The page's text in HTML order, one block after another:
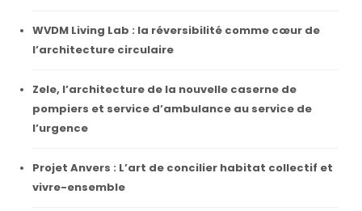
WVDM Living Lab : la réversibilité comme cœur de
l’architecture circulaire
Zele, l’architecture de la nouvelle caserne de
pompiers et service d’ambulance au service de
l’urgence
Projet Anvers : L’art de concilier habitat collectif et
vivre-ensemble